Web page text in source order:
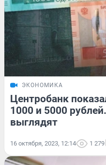
ЭКОНОМИКА
Центробанк
1000 и 5000
выглядят
16 октября, 2023, 12:14 1 279